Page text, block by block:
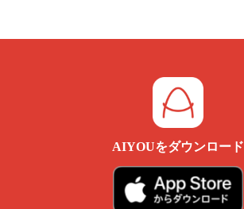
AIYOUをダウンロード